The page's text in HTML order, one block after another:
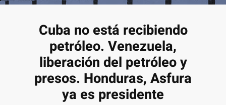
Cuba no está recibiendo
petróleo. Venezuela,
liberación del petróleo y
presos. Honduras, Asfura
ya es presidente